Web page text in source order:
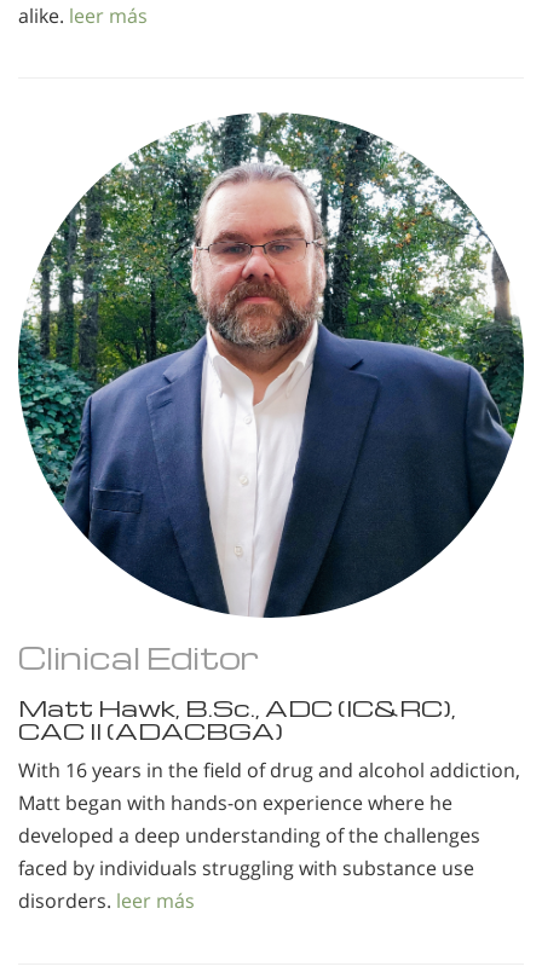
alike. leer más
Clinical Editor
Matt Hawk, B.Sc., ADC (IC&RC),
CAC II (ADACBGA)
With 16 years in the field of drug and alcohol addiction,
Matt began with hands-on experience where he
developed a deep understanding of the challenges
faced by individuals struggling with substance use
disorders. leer más